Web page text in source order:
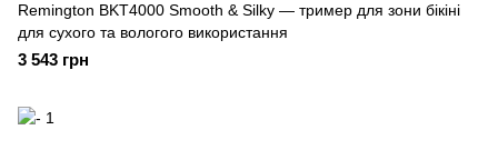
Remington BKT4000 Smooth & Silky — тример для зони бікіні
для сухого та вологого використання
3 543 грн